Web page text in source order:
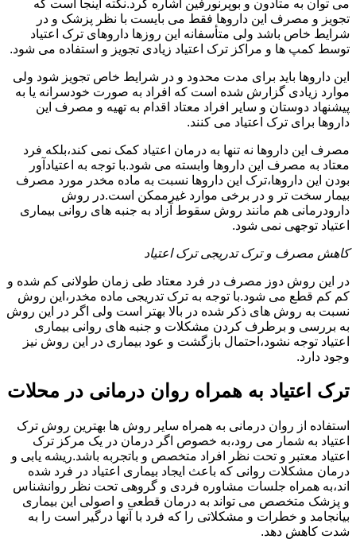
می توان به متادون و بوپرنورفین اشاره کرد.نکته اینجا است که
تجویز و مصرف این داروها فقط می بایست با نظر پزشک و در
شرایط خاص باشد ولی متأسفانه این روزها داروهای ترک اعتیاد
توسط کمپ ها و مراکز ترک اعتیاد زیادی تجویز و استفاده می شود.
این داروها باید برای مدت محدود و در شرایط خاص تجویز شود ولی
موارد زیادی گزارش شده است که افراد به صورت خودسرانه یا به
پیشنهاد دوستان و سایر افراد معتاد اقدام به تهیه و مصرف این
داروها برای ترک اعتیاد می کنند.
مصرف این داروها نه تنها به درمان اعتیاد کمک نمی کند،بلکه فرد
معتاد به مصرف این داروها وابسته می شود.با توجه به اعتیادآور
بودن این داروها،ترک این داروها نسبت به ماده مخدر مورد مصرف
بیمار سخت تر و در برخی موارد غیرممکن است.در روش
دارودرمانی هم مانند روش سقوط آزاد به جنبه های روانی بیماری
اعتیاد توجهی نمی شود.
کاهش مصرف و ترک تدریجی ترک اعتیاد
در این روش دوز مصرف در فرد معتاد طی زمان طولانی کم شده و
کم کم قطع می شود.با توجه به ترک تدریجی ماده مخدر،این روش
نسبت به روش های ذکر شده در بالا بهتر است ولی اگر در این روش
به بررسی و برطرف کردن مشکلات و جنبه های روانی بیماری
اعتیاد توجه نشود،احتمال بازگشت و عود بیماری در این روش نیز
وجود دارد.
ترک اعتیاد به همراه روان درمانی در محلات
استفاده از روان درمانی به همراه سایر روش ها بهترین روش ترک
اعتیاد به شمار می رود،به خصوص اگر درمان در یک مرکز ترک
اعتیاد معتبر و تحت نظر افراد متخصص و باتجربه باشد.ریشه یابی و
درمان مشکلات روانی که باعث ایجاد بیماری اعتیاد در فرد شده
اند،به همراه جلسات مشاوره فردی و گروهی تحت نظر روانشناس
و پزشک متخصص می تواند به درمان قطعی و اصولی این بیماری
بیانجامد و خطرات و مشکلاتی را که فرد با آنها درگیر است را به
شدت کاهش دهد.